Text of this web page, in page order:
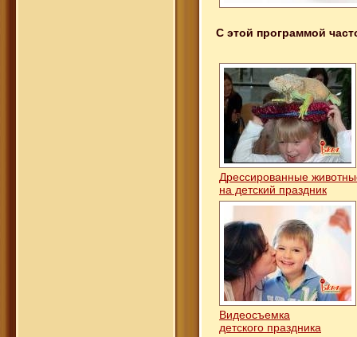
С этой программой
Дрессированные
на детский праздник
Видеосъемка
детского праздника